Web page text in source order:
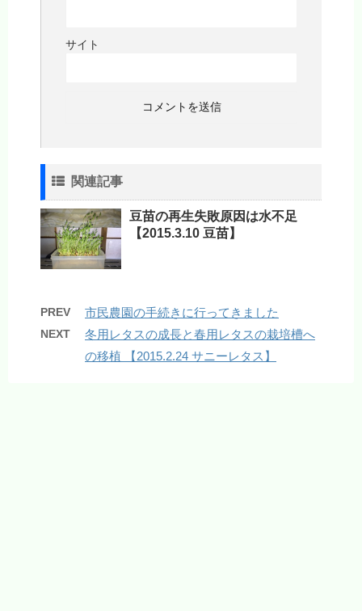
サイト
関連記事
豆苗の再生失敗原因は水不足
【2015.3.10 豆苗】
PREV 市民農園の手続きに行ってきました
NEXT
冬用レタスの成長と春用レタスの栽培槽へ
の移植 【2015.2.24 サニーレタス】